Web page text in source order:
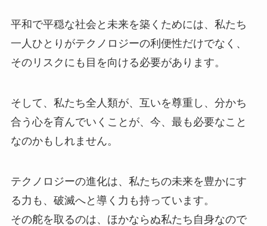
平和で平穏な社会と未来を築くためには、私たち
一人ひとりがテクノロジーの利便性だけでなく、
そのリスクにも目を向ける必要があります。
そして、私たち全人類が、互いを尊重し、分かち
合う心を育んでいくことが、今、最も必要なこと
なのかもしれません。
テクノロジーの進化は、私たちの未来を豊かにす
る力も、破滅へと導く力も持っています。
その舵を取るのは、ほかならぬ私たち自身なので